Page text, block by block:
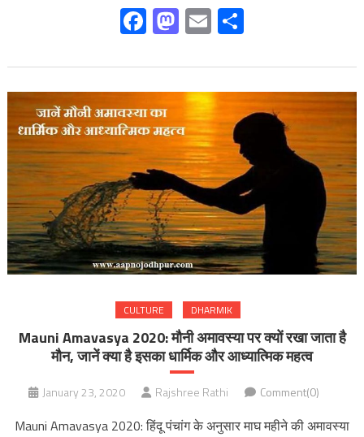
Facebook
Mastodon
Email
CULTURE DHARMIK
Mauni Amavasya 2020: मौनी अमावस्या पर क्यों रखा जाता है
मौन, जानें क्या है इसका धार्मिक और आध्यात्मिक महत्व
January 23, 2020 Rajshree Rathi Comment(0)
Mauni Amavasya 2020: हिंदू पंचांग के अनुसार माघ महीने की अमावस्या